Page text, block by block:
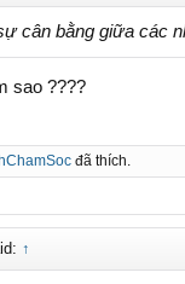
cân bằng giữa các
sao ????
đã thích.
↑